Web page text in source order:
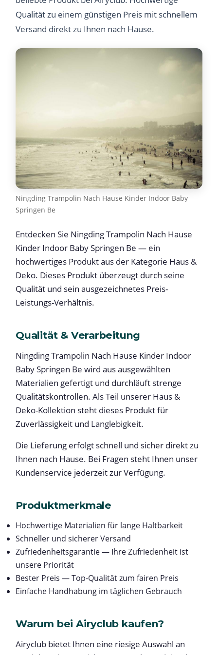
Qualität zu einem günstigen Preis mit schnellem
Versand direkt zu Ihnen nach Hause.
Ningding Trampolin Nach Hause Kinder Indoor Baby
Springen Be
Entdecken Sie Ningding Trampolin Nach Hause
Kinder Indoor Baby Springen Be — ein
hochwertiges Produkt aus der Kategorie Haus &
Deko. Dieses Produkt überzeugt durch seine
Qualität und sein ausgezeichnetes Preis-
Leistungs-Verhältnis.
Qualität & Verarbeitung
Ningding Trampolin Nach Hause Kinder Indoor
Baby Springen Be wird aus ausgewählten
Materialien gefertigt und durchläuft strenge
Qualitätskontrollen. Als Teil unserer Haus &
Deko-Kollektion steht dieses Produkt für
Zuverlässigkeit und Langlebigkeit.
Die Lieferung erfolgt schnell und sicher direkt zu
Ihnen nach Hause. Bei Fragen steht Ihnen unser
Kundenservice jederzeit zur Verfügung.
Produktmerkmale
Hochwertige Materialien für lange Haltbarkeit
Schneller und sicherer Versand
Zufriedenheitsgarantie — Ihre Zufriedenheit ist
unsere Priorität
Bester Preis — Top-Qualität zum fairen Preis
Einfache Handhabung im täglichen Gebrauch
Warum bei Airyclub kaufen?
Airyclub bietet Ihnen eine riesige Auswahl an